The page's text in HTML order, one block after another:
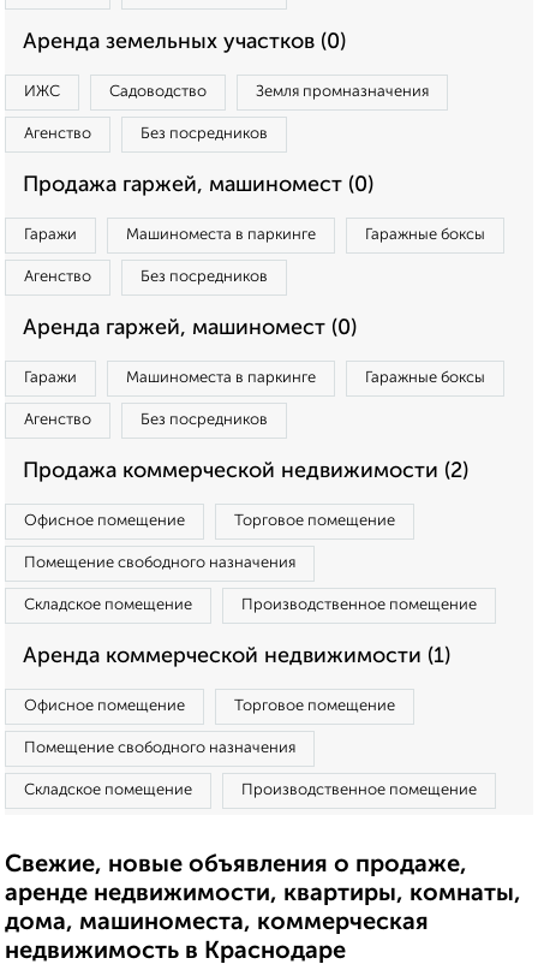
Аренда земельных участков (0)
ИЖС Садоводство Земля промназначения
Агенство Без посредников
Продажа гаржей, машиномест (0)
Гаражи Машиноместа в паркинге Гаражные боксы
Агенство Без посредников
Аренда гаржей, машиномест (0)
Гаражи Машиноместа в паркинге Гаражные боксы
Агенство Без посредников
Продажа коммерческой недвижимости (2)
Офисное помещение Торговое помещение
Помещение свободного назначения
Складское помещение Производственное помещение
Аренда коммерческой недвижимости (1)
Офисное помещение Торговое помещение
Помещение свободного назначения
Складское помещение Производственное помещение
Свежие, новые объявления о продаже,
аренде недвижимости, квартиры, комнаты,
дома, машиноместа, коммерческая
недвижимость в Краснодаре